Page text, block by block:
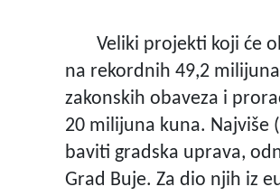
Veliki projekti koji će
na rekordnih 49,2
zakonskih obaveza i
20 milijuna kuna.
baviti gradska uprava,
Grad Buje. Za dio njih iz